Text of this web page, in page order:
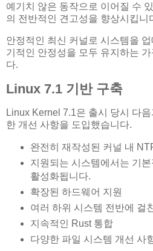
예기치 않은 동작으로 이어질 수
의 전반적인 견고성을 향상시킵니
안정적인 최신 커널로 시스템을
기적인 안정성을 모두 유지하는
다.
Linux 7.1 기반 구축
Linux Kernel 7.1은 출시 당시 다
한 개선 사항을 도입했습니다.
완전히 재작성된 커널 내
지원되는 시스템에서는 기
활성화됩니다.
확장된 하드웨어 지원
여러 하위 시스템 전반에 걸
지속적인 Rust 통합
다양한 파일 시스템 개선 사